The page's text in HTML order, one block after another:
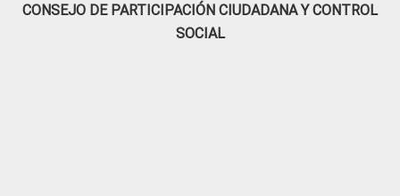
CONSEJO DE PARTICIPACIÓN CIUDADANA Y CONTROL
SOCIAL